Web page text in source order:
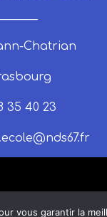
Chatrian
35 40 23
vous garantir la